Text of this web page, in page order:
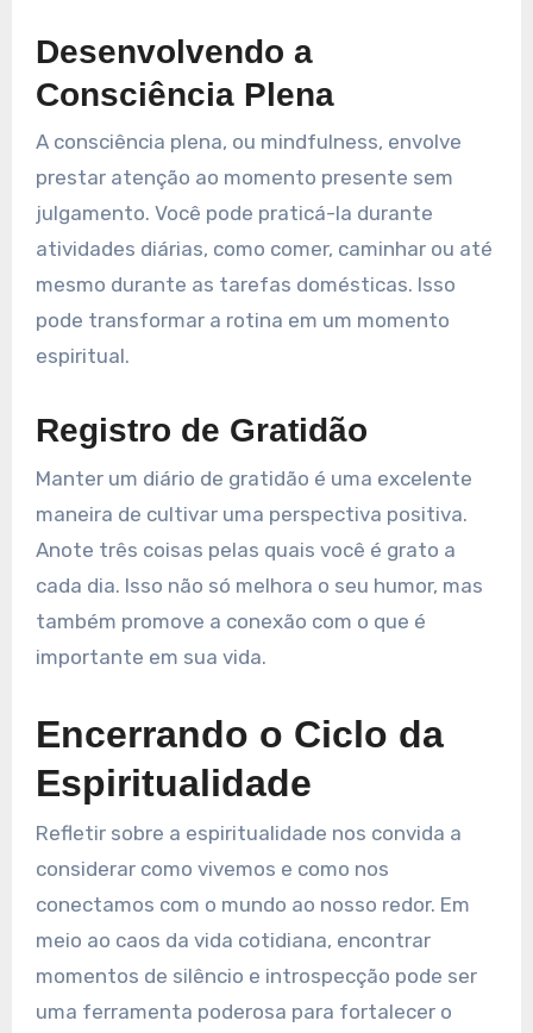
Desenvolvendo a
Consciência Plena
A consciência plena, ou mindfulness, envolve
prestar atenção ao momento presente sem
julgamento. Você pode praticá-la durante
atividades diárias, como comer, caminhar ou até
mesmo durante as tarefas domésticas. Isso
pode transformar a rotina em um momento
espiritual.
Registro de Gratidão
Manter um diário de gratidão é uma excelente
maneira de cultivar uma perspectiva positiva.
Anote três coisas pelas quais você é grato a
cada dia. Isso não só melhora o seu humor, mas
também promove a conexão com o que é
importante em sua vida.
Encerrando o Ciclo da
Espiritualidade
Refletir sobre a espiritualidade nos convida a
considerar como vivemos e como nos
conectamos com o mundo ao nosso redor. Em
meio ao caos da vida cotidiana, encontrar
momentos de silêncio e introspecção pode ser
uma ferramenta poderosa para fortalecer o